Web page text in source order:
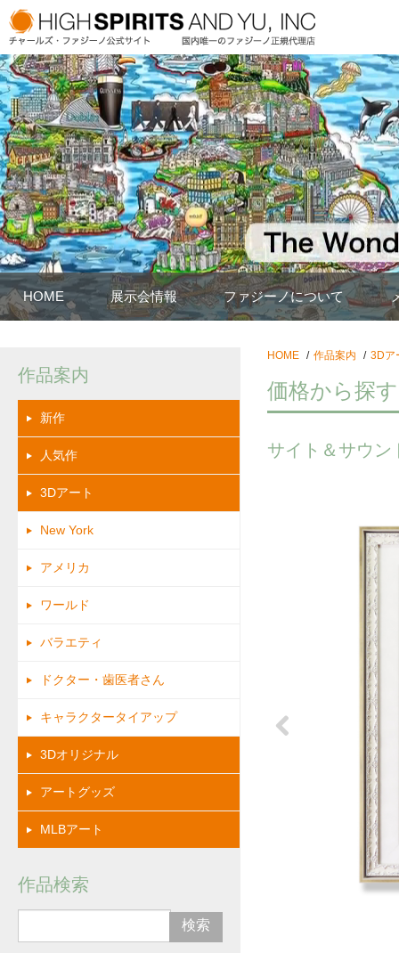
HOME 展示会情報 ファジーノについて
HOME 作品案内 3Dア
価格から探
サイト＆サウン
像
作品案内
新作
人気作
3Dアート
New York
アメリカ
ワールド
バラエティ
ドクター・歯医者さん
キャラクタータイアップ
3Dオリジナル
アートグッズ
MLBアート
作品検索